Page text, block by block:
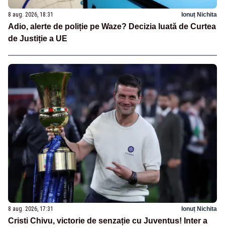
8 aug. 2026, 18:31 Ionuț Nichita
Adio, alerte de poliție pe Waze? Decizia luată de Curtea
de Justiție a UE
8 aug. 2026, 17:31 Ionuț Nichita
Cristi Chivu, victorie de senzație cu Juventus! Inter a